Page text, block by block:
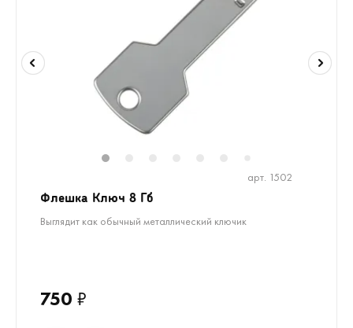
арт. 1502
Флешка Ключ 8 Гб
Выглядит как обычный металлический ключик
750 ₽